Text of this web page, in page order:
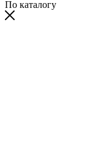
По каталогу